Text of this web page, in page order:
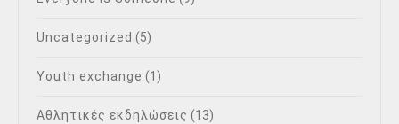
Uncategorized (5)
Youth exchange (1)
Αθλητικές εκδηλώσεις (13)